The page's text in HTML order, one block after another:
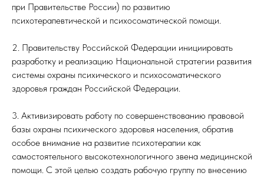
при Правительстве России) по развитию
психотерапевтической и психосоматической помощи.
2. Правительству Российской Федерации инициировать
разработку и реализацию Национальной стратегии развития
системы охраны психического и психосоматического
здоровья граждан Российской Федерации.
3. Активизировать работу по совершенствованию правовой
базы охраны психического здоровья населения, обратив
особое внимание на развитие психотерапии как
самостоятельного высокотехнологичного звена медицинской
помощи. С этой целью создать рабочую группу по внесению